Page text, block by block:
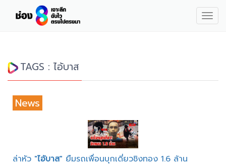
TAGS : ไอ้บาส
News
ล่าหัว "ไอ้บาส" ยืมรถเพื่อนบุกเดี่ยวชิงทอง 1.6 ล้าน